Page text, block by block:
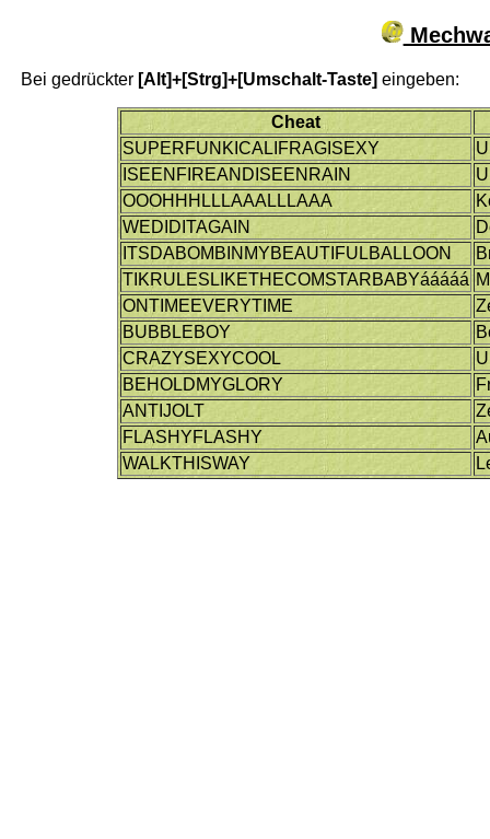
Bei gedrückter [Alt]+[Strg]+[Umschalt-Taste] eingeben:
Cheat
SUPERFUNKICALIFRAGISEXY
ISEENFIREANDISEENRAIN
OOOHHHLLLAAALLLAAA
WEDIDITAGAIN
ITSDABOMBINMYBEAUTIFULBALLOON
TIKRULESLIKETHECOMSTARBABYááááá
ONTIMEEVERYTIME
BUBBLEBOY
CRAZYSEXYCOOL
BEHOLDMYGLORY
ANTIJOLT
FLASHYFLASHY
WALKTHISWAY